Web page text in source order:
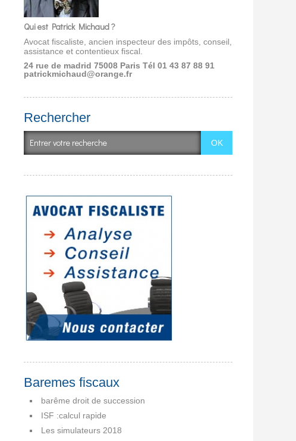
Qui est Patrick Michaud ?
Avocat fiscaliste, ancien inspecteur des impôts, conseil,
assistance et contentieux fiscal.
24 rue de madrid 75008 ParisTél 01 43 87 88 91
patrickmichaud@orange.fr
Rechercher
Baremes fiscaux
barême droit de succession
ISF :calcul rapide
Les simulateurs 2018